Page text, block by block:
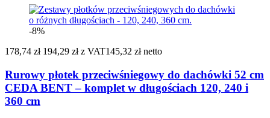
-8%
178,74 zł 194,29 zł z VAT145,32 zł netto
Rurowy płotek przeciwśniegowy do dachówki 52 cm
CEDA BENT – komplet w długościach 120, 240 i
360 cm